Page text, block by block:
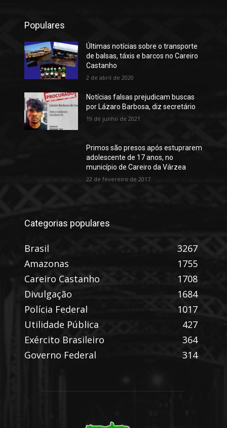
Populares
Últimas notícias sobre o transporte
de balsas, táxis e barcos no Careiro
Castanho
2 de abril de 2020
Notícias falsas prejudicam buscas
por Lázaro Barbosa, diz secretário
19 de junho de 2021
Primos são presos após estuprarem
adolescente de 17 anos, no
município de Careiro da Várzea
22 de fevereiro de 2017
Categorias populares
Brasil
3267
Amazonas
1755
Careiro Castanho
1708
Divulgação
1684
Polícia Federal
1017
Utilidade Pública
427
Exército Brasileiro
364
Governo Federal
314